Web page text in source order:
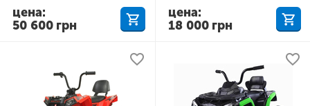
50 600 грн
цена:
18 000 грн
цена: